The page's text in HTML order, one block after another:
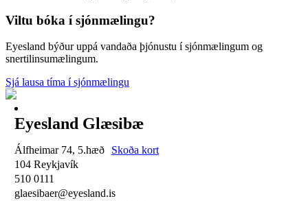
Viltu bóka í sjónmælingu?
Eyesland býður uppá vandaða þjónustu í sjónmælingum og
snertilinsumælingum.
Sjá lausa tíma í sjónmælingu
Eyesland Glæsibæ
Álfheimar 74, 5.hæð
Skoða kort
104 Reykjavík
510 0111
glaesibaer@eyesland.is